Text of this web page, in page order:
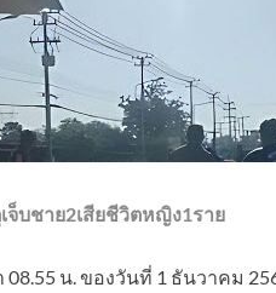
จ็บชาย2เสียชีวิตหญิง1ราย
08.55 น. ของวันที่ 1 ธันวาคม